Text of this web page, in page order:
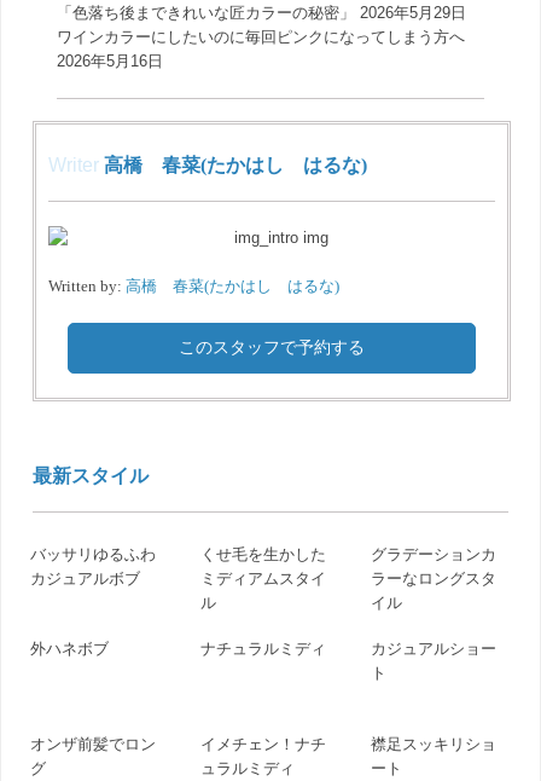
「色落ち後まできれいな匠カラーの秘密」
2026年5月29日
ワインカラーにしたいのに毎回ピンクになってしまう方へ
2026年5月16日
Writer高橋 春菜(たかはし はるな)
Written by:高橋 春菜(たかはし はるな)
このスタッフで予約する
最新スタイル
バッサリゆるふわ
カジュアルボブ
くせ毛を生かした
ミディアムスタイ
ル
グラデーションカ
ラーなロングスタ
イル
外ハネボブ ナチュラルミディ
カジュアルショー
ト
オンザ前髪でロン
グ
イメチェン！ナチ
ュラルミディ
襟足スッキリショ
ート